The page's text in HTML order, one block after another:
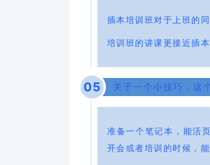
插本培训班对于上班的
培训班的讲课更接近插
05 关于一个小技巧，这
准备一个笔记本，能活
开会或者培训的时候，